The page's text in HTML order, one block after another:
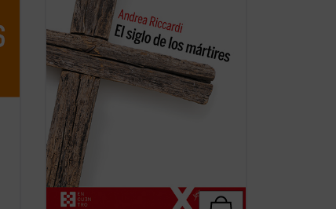
masacradas en genocidios, guerras
civiles y mundiales, deportaciones,
aniquilaciones de etnias, clases y grupos
religiosos o ...(ver ficha)